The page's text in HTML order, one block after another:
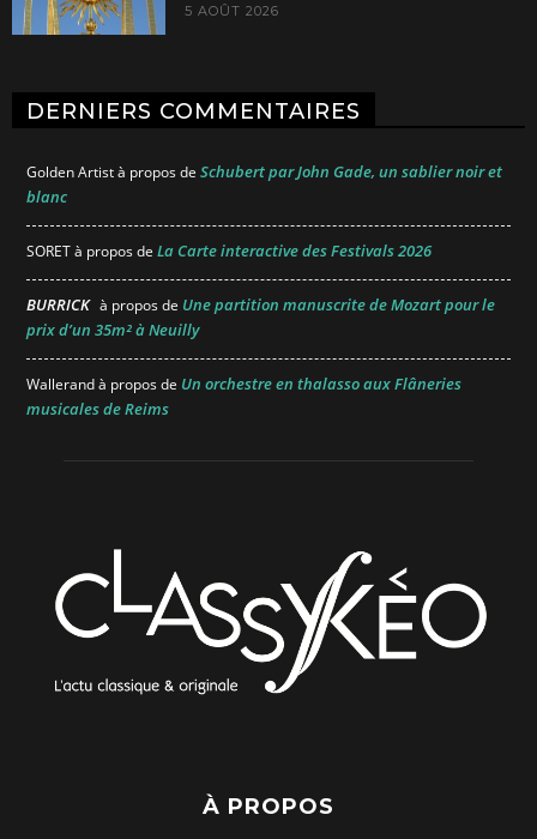
5 AOÛT 2026
DERNIERS COMMENTAIRES
Golden Artistà propos de Schubert par John Gade, un sablier noir et
blanc
SORETà propos de La Carte interactive des Festivals 2026
BURRICK à propos de Une partition manuscrite de Mozart pour le
prix d’un 35m² à Neuilly
Wallerandà propos de Un orchestre en thalasso aux Flâneries
musicales de Reims
À PROPOS